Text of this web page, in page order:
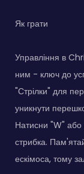
Як грати
Управління в
ним - ключ до
"Стрілки" для
уникнути
Натисни "W" або
стрибка.
ескімоса, тому